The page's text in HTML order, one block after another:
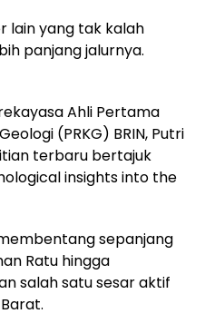
lain yang tak kalah
panjang jalurnya.
Ahli Pertama
(PRKG) BRIN, Putri
terbaru bertajuk
insights into the
sepanjang
Ratu hingga
salah satu sesar aktif